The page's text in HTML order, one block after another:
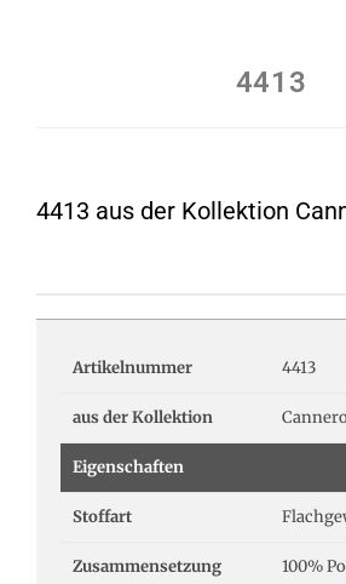
4413
4413 aus der Kollektion
Artikelnummer 4413
aus der Kollektion
Eigenschaften
Stoffart
Zusammensetzung 100%